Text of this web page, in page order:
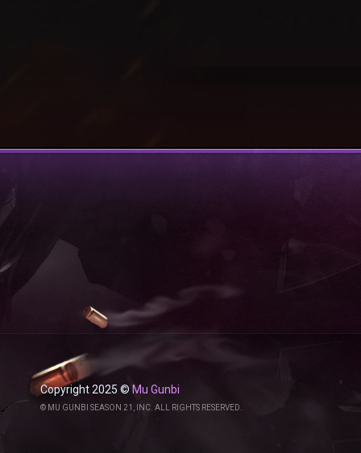
Copyright 2025 © Mu Gunbi
© MU GUNBI SEASON 21, INC. ALL RIGHTS RESERVED.